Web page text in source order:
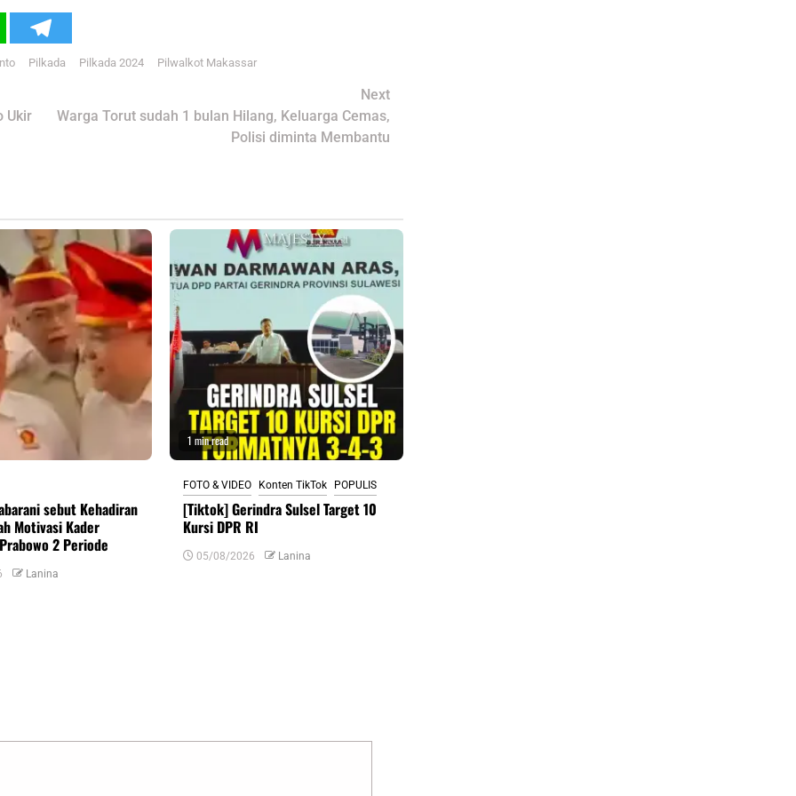
Pilkada Pilkada 2024 Pilwalkot Makassar
Ukir
Next
Warga Torut sudah 1 bulan Hilang, Keluarga Cemas,
Polisi diminta Membantu
sebut Kehadiran
Motivasi Kader
2 Periode
Lanina
1 min read
FOTO & VIDEO Konten TikTok POPULIS
[Tiktok] Gerindra Sulsel Target 10
Kursi DPR RI
05/08/2026 Lanina